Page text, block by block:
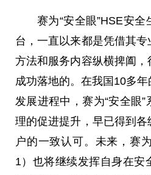
赛为“安全眼”HSE安
台，一直以来都是凭借其
方法和服务内容纵横捭阖
成功落地的。在我国10多
发展进程中，赛为“安全眼
理的促进提升，早已得到
户的一致认可。未来，赛
1）也将继续发挥自身在安